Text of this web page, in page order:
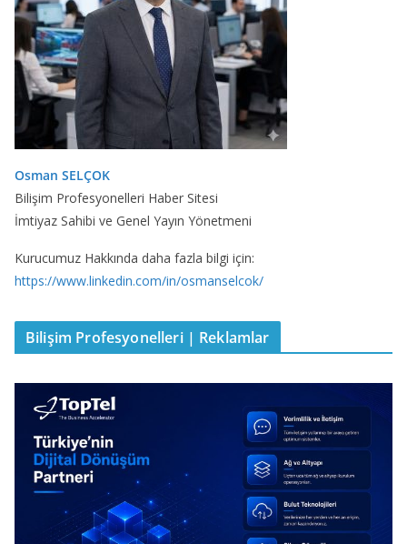
Osman SELÇOK
Bilişim Profesyonelleri Haber Sitesi
İmtiyaz Sahibi ve Genel Yayın Yönetmeni
Kurucumuz Hakkında daha fazla bilgi için:
https://www.linkedin.com/in/osmanselcok/
Bilişim Profesyonelleri | Reklamlar